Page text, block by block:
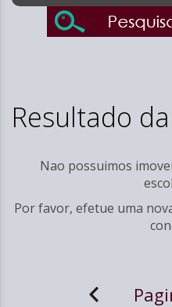
Resultado
Nao possuimos
Por favor, efetue uma